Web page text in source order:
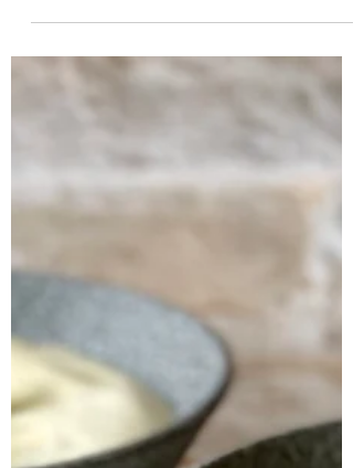
Holunderblüten Tiramisu